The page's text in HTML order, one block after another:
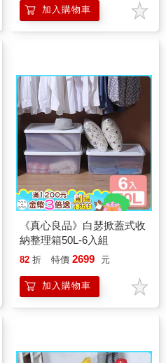
加入購物車
《真心良品》白瑟掀蓋式收
納整理箱50L-6入組
82 折 特價 2699 元
加入購物車